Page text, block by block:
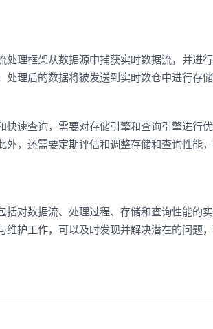
理框架从数据源中捕获实时数据流，并进
理后的数据将被发送到实时数仓中进行存储
速查询，需要对存储引擎和查询引擎进行
，还需要定期评估和调整存储和查询性能
对数据流、处理过程、存储和查询性能的实
护工作，可以及时发现并解决潜在的问题